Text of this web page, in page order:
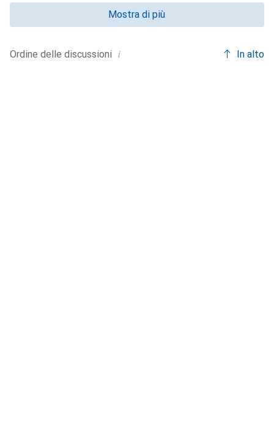
Ordine delle discussioni i
Mostra di più
In alto